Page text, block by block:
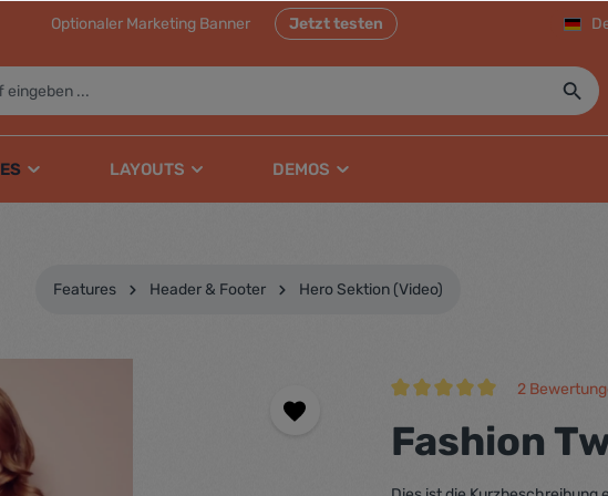
Optionaler Marketing Banner Jetzt testen
LAYOUTS DEMOS
Features Header & Footer Hero Sektion (Video)
2
Fashion